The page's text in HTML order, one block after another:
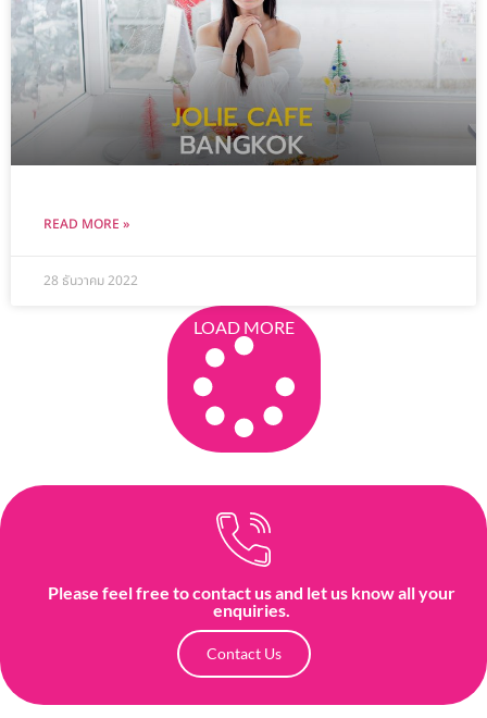
READ MORE »
28 ธันวาคม 2022
LOAD MORE
Please feel free to contact us and let us know all your
enquiries.
Contact Us